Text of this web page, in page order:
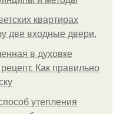
квартирах
две входные двери.
в духовке
Как правильно
утепления